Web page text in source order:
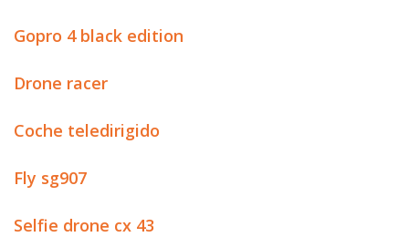
Gopro 4 black edition
Drone racer
Coche teledirigido
Fly sg907
Selfie drone cx 43